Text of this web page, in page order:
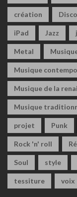
création Disco
iPad Jazz
Metal
Musique
Musique de la
Musique
projet Punk
Rock 'n' roll
Soul style
tessiture voix